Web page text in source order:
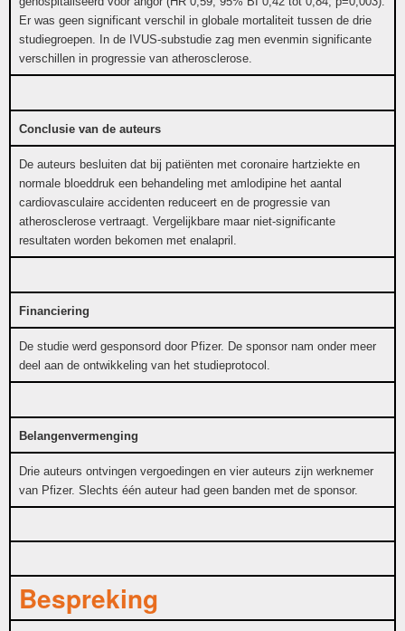
Er was geen significant verschil in globale mortaliteit tussen de drie
studiegroepen. In de IVUS-substudie zag men evenmin significante
verschillen in progressie van atherosclerose.
Conclusie van de auteurs
De auteurs besluiten dat bij patiënten met coronaire hartziekte en
normale bloeddruk een behandeling met amlodipine het aantal
cardiovasculaire accidenten reduceert en de progressie van
atherosclerose vertraagt. Vergelijkbare maar niet-significante
resultaten worden bekomen met enalapril.
Financiering
De studie werd gesponsord door Pfizer. De sponsor nam onder meer
deel aan de ontwikkeling van het studieprotocol.
Belangenvermenging
Drie auteurs ontvingen vergoedingen en vier auteurs zijn werknemer
van Pfizer. Slechts één auteur had geen banden met de sponsor.
Bespreking